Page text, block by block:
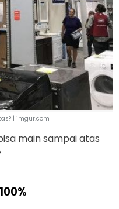
| imgur.com
main sampai atas